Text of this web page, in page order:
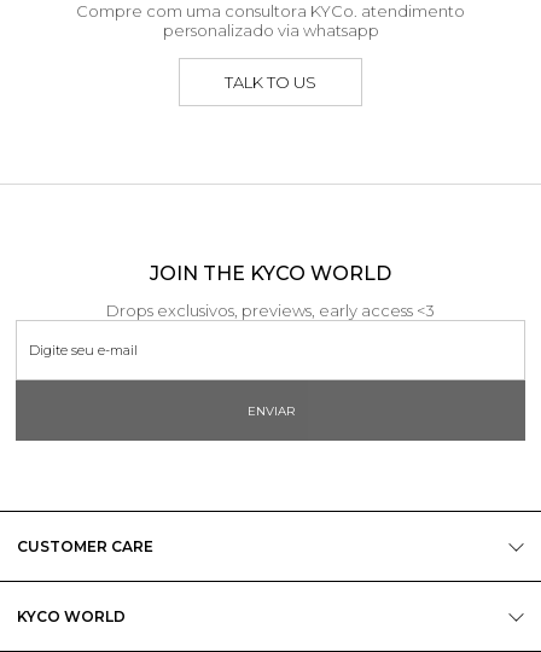
Compre com uma consultora KYCo. atendimento
personalizado via whatsapp
TALK TO US
JOIN THE KYCO WORLD
Drops exclusivos, previews, early access <3
ENVIAR
CUSTOMER CARE
KYCO WORLD